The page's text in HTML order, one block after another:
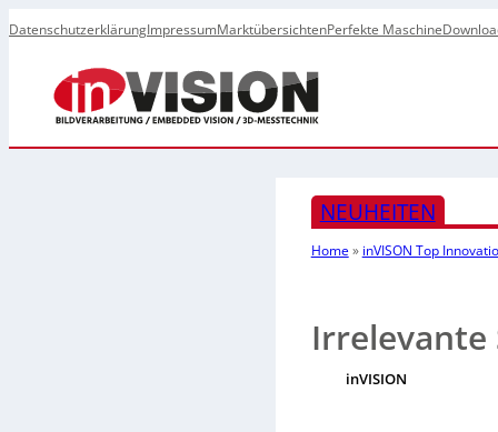
DatenschutzerklärungImpressumMarktübersichtenPerfekte Maschine
NEUHEITEN
Home» inVISON Top
Irrelevante
inVISION